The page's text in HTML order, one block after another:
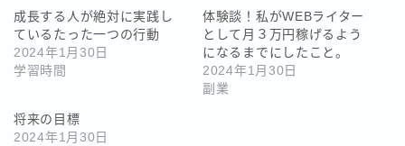
成長する人が絶対に実践し
ているたった一つの行動
2024年1月30日
学習時間
体験談！私がWEBライター
として月３万円稼げるよう
になるまでにしたこと。
2024年1月30日
副業
将来の目標
2024年1月30日